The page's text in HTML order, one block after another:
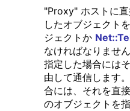
"Proxy" ホストに
したオブジェクト
ジェクトか
なければなりません
指定した場合には
由して通信します。
合には、それを直
のオブジェクトを